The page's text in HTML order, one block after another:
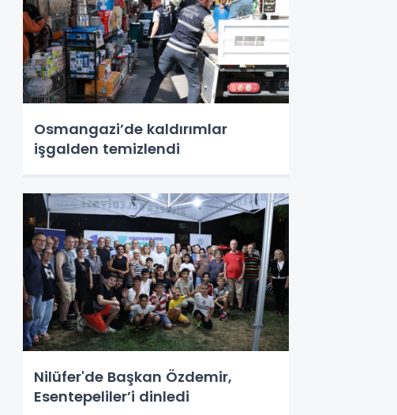
Osmangazi’de kaldırımlar
işgalden temizlendi
Nilüfer'de Başkan Özdemir,
Esentepeliler’i dinledi